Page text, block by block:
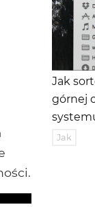
Jak
górnej
Jak